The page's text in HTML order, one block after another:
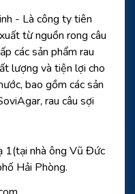
- Là công ty tiên
từ nguồn rong câu
các sản phẩm rau
lượng và tiện lợi cho
bao gồm các sản
rau câu sợi
1(tại nhà ông Vũ Đức
Hải Phòng.